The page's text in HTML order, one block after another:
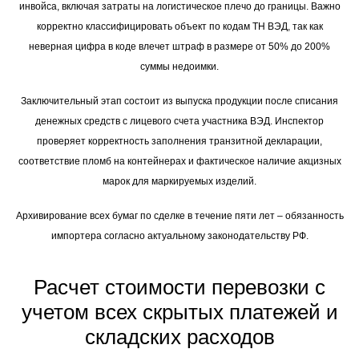
инвойса, включая затраты на логистическое плечо до границы. Важно
корректно классифицировать объект по кодам ТН ВЭД, так как
неверная цифра в коде влечет штраф в размере от 50% до 200%
суммы недоимки.
Заключительный этап состоит из выпуска продукции после списания
денежных средств с лицевого счета участника ВЭД. Инспектор
проверяет корректность заполнения транзитной декларации,
соответствие пломб на контейнерах и фактическое наличие акцизных
марок для маркируемых изделий.
Архивирование всех бумаг по сделке в течение пяти лет – обязанность
импортера согласно актуальному законодательству РФ.
Расчет стоимости перевозки с
учетом всех скрытых платежей и
складских расходов